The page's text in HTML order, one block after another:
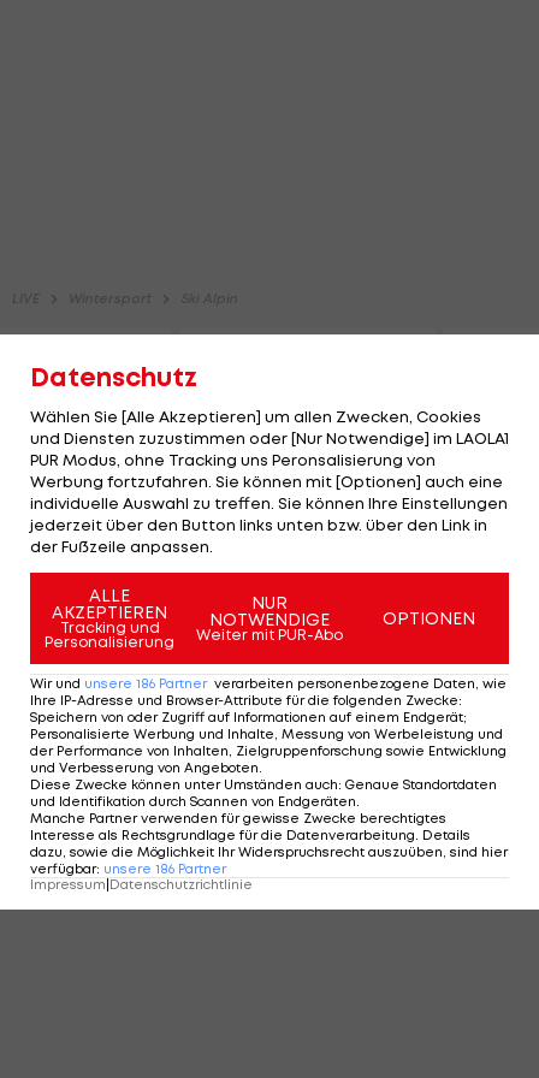
Datenschutz
Wählen Sie [Alle Akzeptieren] um allen Zwecken, Cookies
und Diensten zuzustimmen oder [Nur Notwendige] im LAOLA1
PUR Modus, ohne Tracking uns Peronsalisierung von
Werbung fortzufahren. Sie können mit [Optionen] auch eine
individuelle Auswahl zu treffen. Sie können Ihre Einstellungen
jederzeit über den Button links unten bzw. über den Link in
der Fußzeile anpassen.
ALLE
AKZEPTIEREN
Tracking und
Personalisierung
NUR
NOTWENDIGE
Weiter mit PUR-Abo
OPTIONEN
Wir und unsere 186 Partner verarbeiten personenbezogene Daten, wie
Ihre IP-Adresse und Browser-Attribute für die folgenden Zwecke:
Speichern von oder Zugriff auf Informationen auf einem Endgerät;
Personalisierte Werbung und Inhalte, Messung von Werbeleistung und
der Performance von Inhalten, Zielgruppenforschung sowie Entwicklung
und Verbesserung von Angeboten.
Diese Zwecke können unter Umständen auch: Genaue Standortdaten
und Identifikation durch Scannen von Endgeräten.
Manche Partner verwenden für gewisse Zwecke berechtigtes
Interesse als Rechtsgrundlage für die Datenverarbeitung. Details
dazu, sowie die Möglichkeit Ihr Widerspruchsrecht auszuüben, sind hier
verfügbar: unsere 186 Partner
Impressum Datenschutzrichtlinie